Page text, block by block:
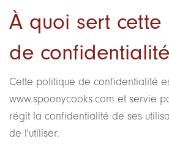
À quoi sert
de
Cette politique de confidentialité
www.spoonycooks.com et servie
régit la confidentialité de ses
de l'utiliser.